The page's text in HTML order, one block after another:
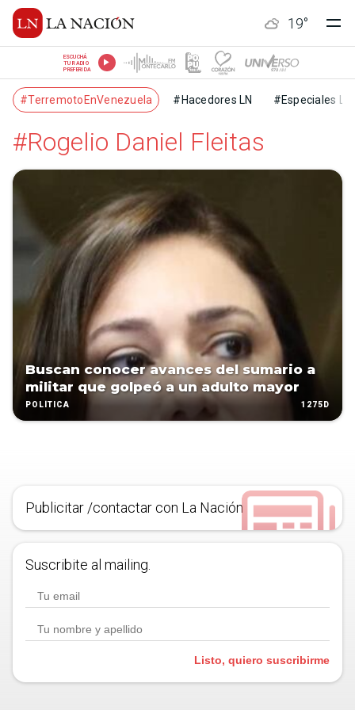
19°
ESCUCHÁ
TU RADIO
PREFERIDA
#TerremotoEnVenezuela #Hacedores LN #Especiales LN
#Rogelio Daniel Fleitas
Buscan conocer avances del sumario a
militar que golpeó a un adulto mayor
POLÍTICA 1275D
Publicitar /contactar con La Nación
Suscribite al mailing.
Listo, quiero suscribirme